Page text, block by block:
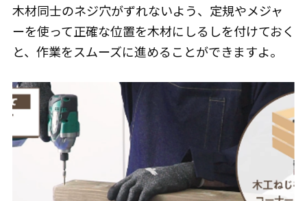
木材同士のネジ穴がずれないよう、定規やメジャ
ーを使って正確な位置を木材にしるしを付けておく
と、作業をスムーズに進めることができますよ。